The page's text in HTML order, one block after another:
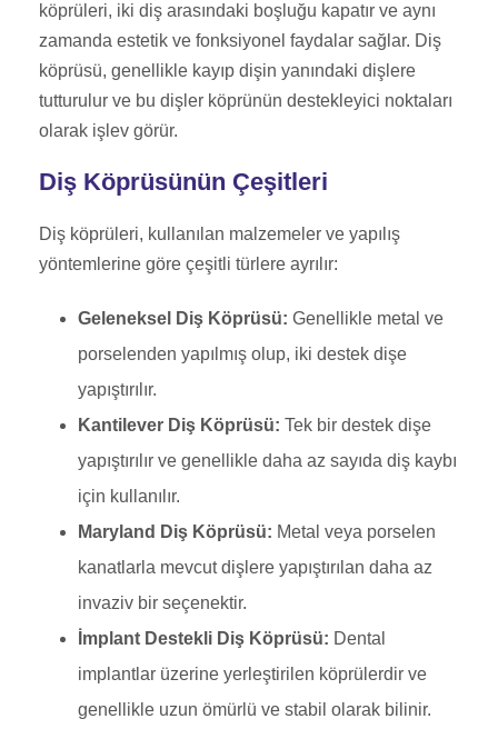
köprüleri, iki diş arasındaki boşluğu kapatır ve aynı
zamanda estetik ve fonksiyonel faydalar sağlar. Diş
köprüsü, genellikle kayıp dişin yanındaki dişlere
tutturulur ve bu dişler köprünün destekleyici noktaları
olarak işlev görür.
Diş Köprüsünün Çeşitleri
Diş köprüleri, kullanılan malzemeler ve yapılış
yöntemlerine göre çeşitli türlere ayrılır:
Geleneksel Diş Köprüsü: Genellikle metal ve
porselenden yapılmış olup, iki destek dişe
yapıştırılır.
Kantilever Diş Köprüsü: Tek bir destek dişe
yapıştırılır ve genellikle daha az sayıda diş kaybı
için kullanılır.
Maryland Diş Köprüsü: Metal veya porselen
kanatlarla mevcut dişlere yapıştırılan daha az
invaziv bir seçenektir.
İmplant Destekli Diş Köprüsü: Dental
implantlar üzerine yerleştirilen köprülerdir ve
genellikle uzun ömürlü ve stabil olarak bilinir.